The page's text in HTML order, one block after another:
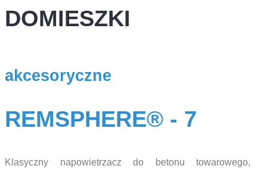
DOMIESZKI
akcesoryczne
REMSPHERE® - 7
Klasyczny napowietrzacz do betonu towarowego,